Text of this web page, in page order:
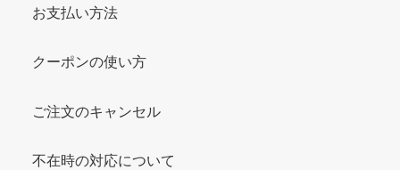
お支払い方法
クーポンの使い方
ご注文のキャンセル
不在時の対応について